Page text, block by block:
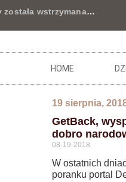
wstrzymana…
HOME
19 sierpnia,
GetBack,
dobro
08-19-2018
W ostatnich
poranku portal